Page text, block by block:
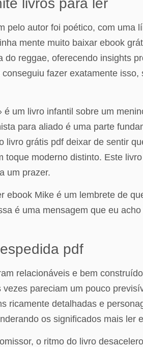
livros para ler
pelo autor foi poético, com uma
mente muito baixar ebook
do reggae, oferecendo insights
fazer exatamente
é um livro infantil sobre um
para aliado é uma parte
livro grátis pdf deixar de sentir
toque moderno distinto. Este
um prazer.
ebook Mike é um lembrete de
é uma mensagem que eu
pdf
relacionáveis e bem
vezes pareciam um pouco
ricamente detalhadas e
os significados mais ler
o ritmo do livro